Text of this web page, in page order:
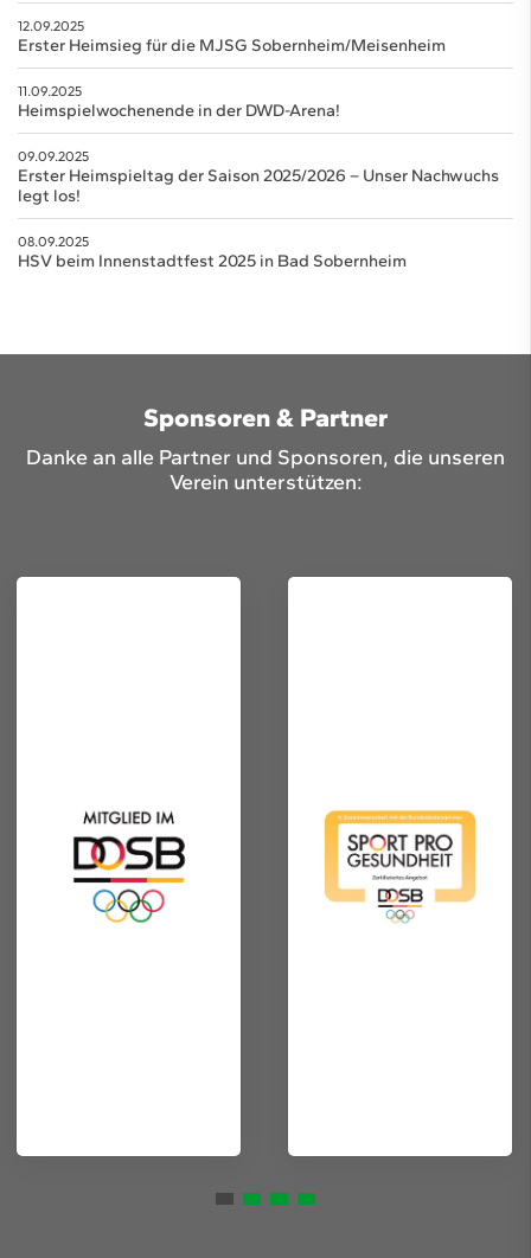
12.09.2025
Erster Heimsieg für die MJSG Sobernheim/Meisenheim
11.09.2025
Heimspielwochenende in der DWD-Arena!
09.09.2025
Erster Heimspieltag der Saison 2025/2026 – Unser Nachwuchs
legt los!
08.09.2025
HSV beim Innenstadtfest 2025 in Bad Sobernheim
Sponsoren & Partner
Danke an alle Partner und Sponsoren, die unseren
Verein unterstützen: